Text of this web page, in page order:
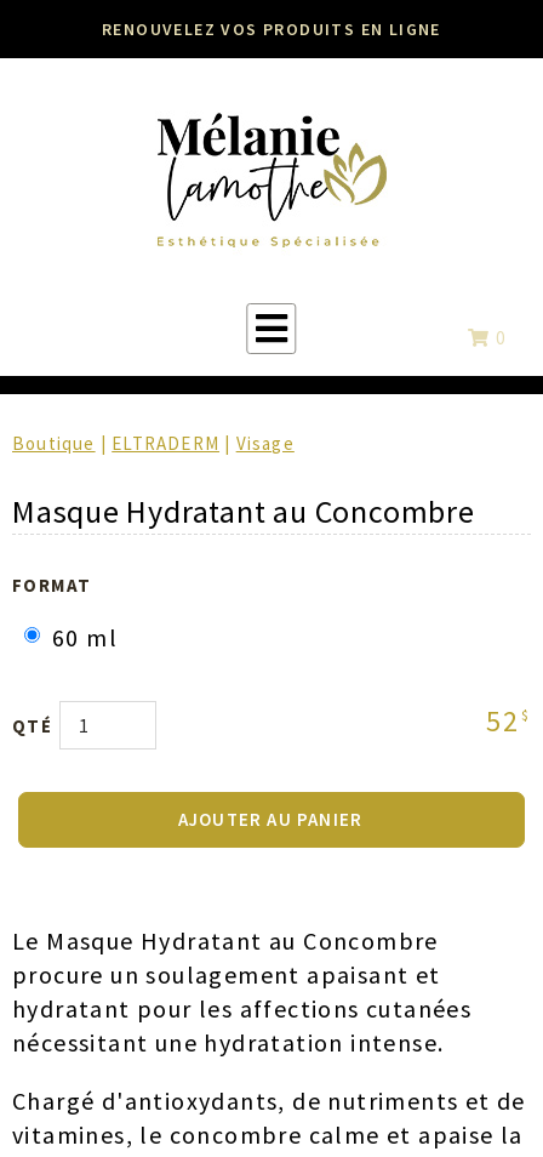
RENOUVELEZ VOS PRODUITS EN LIGNE
0
Boutique | ELTRADERM | Visage
Masque Hydratant au Concombre
FORMAT
60 ml
QTÉ 52 $
AJOUTER AU PANIER
Le Masque Hydratant au Concombre
procure un soulagement apaisant et
hydratant pour les affections cutanées
nécessitant une hydratation intense.
Chargé d'antioxydants, de nutriments et de
vitamines, le concombre calme et apaise la